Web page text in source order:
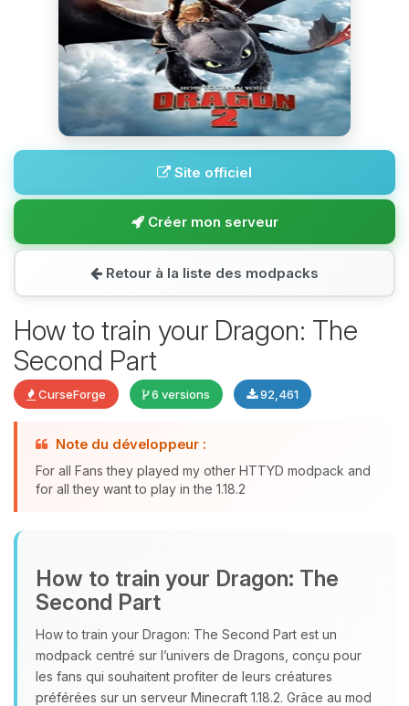
Site officiel
Créer mon serveur
Retour à la liste des modpacks
How to train your Dragon: The
Second Part
CurseForge 6 versions 92,461
Note du développeur :
For all Fans they played my other HTTYD modpack and
for all they want to play in the 1.18.2
How to train your Dragon: The
Second Part
How to train your Dragon: The Second Part est un
modpack centré sur l’univers de Dragons, conçu pour
les fans qui souhaitent profiter de leurs créatures
préférées sur un serveur Minecraft 1.18.2. Grâce au mod
parler ! Moi c’est Choupy, ton petit
assistant BoxToPlay. Dis-moi ce dont
09/08/2026 à 12:28